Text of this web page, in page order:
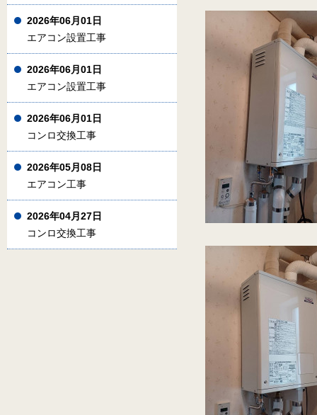
2026年06月01日
エアコン設置工事
2026年06月01日
エアコン設置工事
2026年06月01日
コンロ交換工事
2026年05月08日
エアコン工事
2026年04月27日
コンロ交換工事